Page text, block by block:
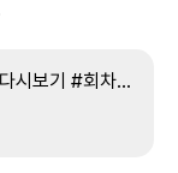
동갑내기 첫
로..
자태 뽐내는
그리고 점심
이야” 예능 짬
인’ 디오 설원
위었어 어떡해
발 과연 최정
삥？ “이거 못
레이드 속 ‘똥
행, 두 번째 이
티지 의상을
라인업 탄생 ‘예
수학 없는 수학여행 재방송 다시보기 #회차정보 #공식영상 #방송시간 #출연진 #시청률 # #1 보러가